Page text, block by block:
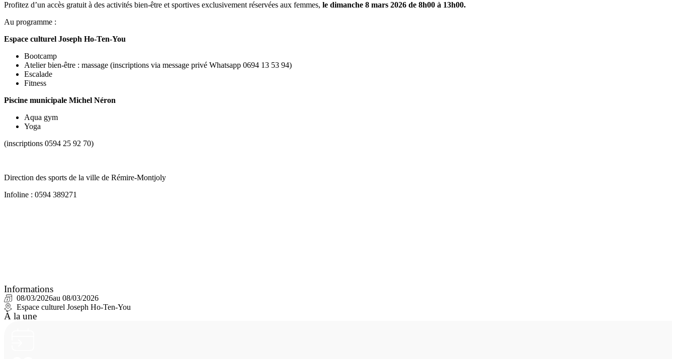
Profitez d’un accès gratuit à des activités bien-être et sportives exclusivement réservées aux femmes, le dimanche 8 mars 2026 de 8h00 à 13h00.
Au programme :
Espace culturel Joseph Ho-Ten-You
Bootcamp
Atelier bien-être : massage (inscriptions via message privé Whatsapp 0694 13 53 94)
Escalade
Fitness
Piscine municipale Michel Néron
Aqua gym
Yoga
(inscriptions 0594 25 92 70)
Direction des sports de la ville de Rémire-Montjoly
Infoline : 0594 389271
Informations
08/03/2026au 08/03/2026
Espace culturel Joseph Ho-Ten-You
À la une